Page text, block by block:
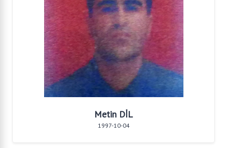
Metin DİL
1997-10-04